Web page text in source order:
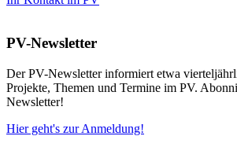
PV-Newsletter
Der PV-Newsletter informiert etwa
Projekte, Themen und Termine im PV.
Newsletter!
Hier geht's zur Anmeldung!